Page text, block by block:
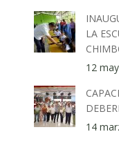
LA
12
14